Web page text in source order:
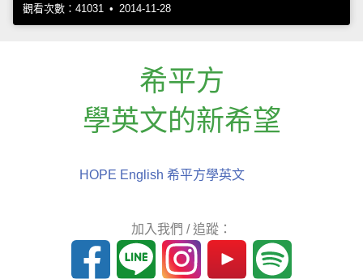
觀看次數：41031 • 2014-11-28
希平方
學英文的新希望
HOPE English 希平方學英文
加入我們 / 追蹤：